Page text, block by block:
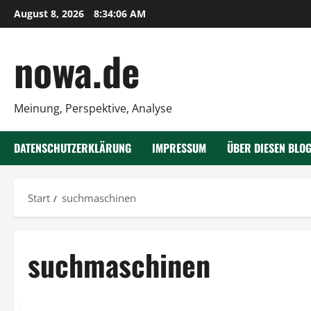
Zum
Inhalt
August 8, 2026 8:34:06 AM
nowa.de
Meinung, Perspektive, Analyse
DATENSCHUTZERKLÄRUNG IMPRESSUM ÜBER DIESEN BLOG
Start suchmaschinen
suchmaschinen